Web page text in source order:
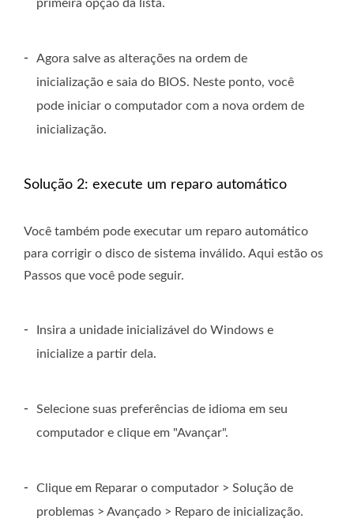
primeira opção da lista.
-
Agora salve as alterações na ordem de
inicialização e saia do BIOS. Neste ponto, você
pode iniciar o computador com a nova ordem de
inicialização.
Solução 2: execute um reparo automático
Você também pode executar um reparo automático
para corrigir o disco de sistema inválido. Aqui estão os
Passos que você pode seguir.
-
Insira a unidade inicializável do Windows e
inicialize a partir dela.
-
Selecione suas preferências de idioma em seu
computador e clique em "Avançar".
-
Clique em Reparar o computador > Solução de
problemas > Avançado > Reparo de inicialização.